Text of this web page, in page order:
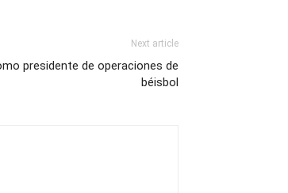
Next article
presidente de operaciones de
béisbol